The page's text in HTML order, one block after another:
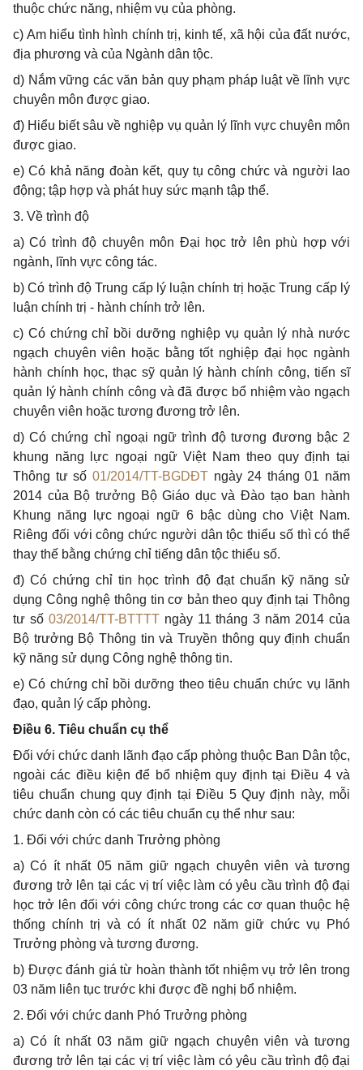
thuộc chức năng, nhiệm vụ của phòng.
c) Am hiểu tình hình chính trị, kinh tế, xã hội của đất nước,
địa phương và của Ngành dân tộc.
d) Nắm vững các văn bản quy phạm pháp luật về lĩnh vực
chuyên môn được giao.
đ) Hiểu biết sâu về nghiệp vụ quản lý lĩnh vực chuyên môn
được giao.
e) Có khả năng đoàn kết, quy tụ công chức và người lao
động; tập hợp và phát huy sức mạnh tập thể.
3. Về trình độ
a) Có trình độ chuyên môn Đại học trở lên phù hợp với
ngành, lĩnh vực công tác.
b) Có trình độ Trung cấp lý luận chính trị hoặc Trung cấp lý
luận chính trị - hành chính trở lên.
c) Có chứng chỉ bồi dưỡng nghiệp vụ quản lý nhà nước
ngạch chuyên viên hoặc bằng tốt nghiệp đại học ngành
hành chính học, thạc sỹ quản lý hành chính công, tiến sĩ
quản lý hành chính công và đã được bổ nhiệm vào ngạch
chuyên viên hoặc tương đương trở lên.
d) Có chứng chỉ ngoại ngữ trình độ tương đương bậc 2
khung năng lực ngoại ngữ Việt Nam theo quy định tại
Thông tư số 01/2014/TT-BGDĐTngày 24 tháng 01 năm
2014 của Bộ trưởng Bộ Giáo dục và Đào tạo ban hành
Khung năng lực ngoại ngữ 6 bậc dùng cho Việt Nam.
Riêng đối với công chức người dân tộc thiểu số thì có thể
thay thế bằng chứng chỉ tiếng dân tộc thiểu số.
đ) Có chứng chỉ tin học trình độ đạt chuẩn kỹ năng sử
dụng Công nghệ thông tin cơ bản theo quy định tại Thông
tư số 03/2014/TT-BTTTTngày 11 tháng 3 năm 2014 của
Bộ trưởng Bộ Thông tin và Truyền thông quy định chuẩn
kỹ năng sử dụng Công nghệ thông tin.
e) Có chứng chỉ bồi dưỡng theo tiêu chuẩn chức vụ lãnh
đạo, quản lý cấp phòng.
Điều 6. Tiêu chuẩn cụ thể
Đối với chức danh lãnh đạo cấp phòng thuộc Ban Dân tộc,
ngoài các điều kiện để bổ nhiệm quy định tại Điều 4 và
tiêu chuẩn chung quy định tại Điều 5 Quy định này, mỗi
chức danh còn có các tiêu chuẩn cụ thể như sau:
1. Đối với chức danh Trưởng phòng
a) Có ít nhất 05 năm giữ ngạch chuyên viên và tương
đương trở lên tại các vị trí việc làm có yêu cầu trình độ đại
học trở lên đối với công chức trong các cơ quan thuộc hệ
thống chính trị và có ít nhất 02 năm giữ chức vụ Phó
Trưởng phòng và tương đương.
b) Được đánh giá từ hoàn thành tốt nhiệm vụ trở lên trong
03 năm liên tục trước khi được đề nghị bổ nhiệm.
2. Đối với chức danh Phó Trưởng phòng
a) Có ít nhất 03 năm giữ ngạch chuyên viên và tương
đương trở lên tại các vị trí việc làm có yêu cầu trình độ đại